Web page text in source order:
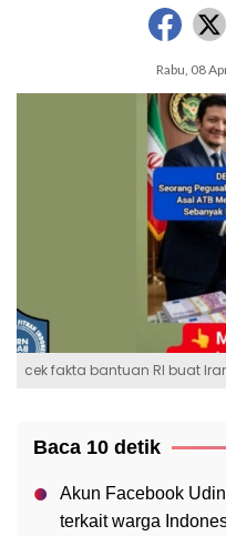
Rabu, 08
cek fakta bantuan RI buat
Baca 10 detik
Akun Facebook
terkait warga